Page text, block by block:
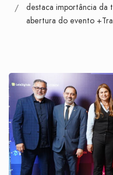
destaca importância da
abertura do evento